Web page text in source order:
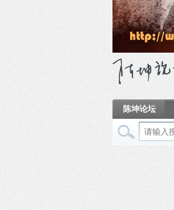
陈坤论坛